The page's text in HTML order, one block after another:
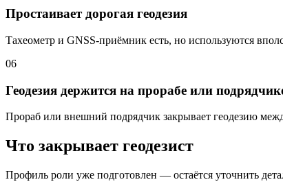
Простаивает дорогая геодезия
Тахеометр и GNSS-приёмник есть, но используются
06
Геодезия держится на прорабе или
Прораб или внешний подрядчик закрывает геодезию
Что закрывает геодезист
Профиль роли уже подготовлен — остаётся уточнить